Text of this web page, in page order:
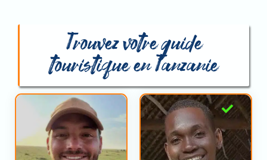
Trouvez votre guide
touristique en Tanzanie